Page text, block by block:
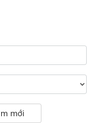
mới